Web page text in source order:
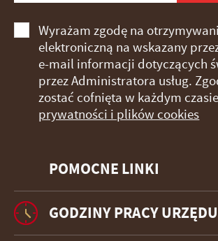
POMOCNE LINKI
Wyrażam zgodę na
elektroniczną na wskazany
e-mail informacji dotyczących
przez Administratora usług.
zostać cofnięta w każdym
prywatności i plików cookies
GODZINY PRACY URZĘDU